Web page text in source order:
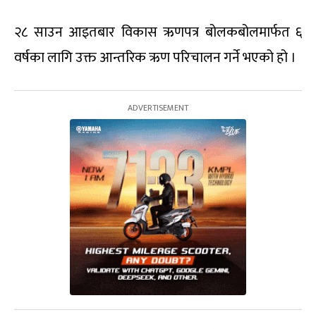
२८ साउन आइतबार विकास ऋणपत्र बोलकबोलमार्फत ६
वर्षका लागि उक्त आन्तरिक ऋण परिचालन गर्ने भएको हो ।